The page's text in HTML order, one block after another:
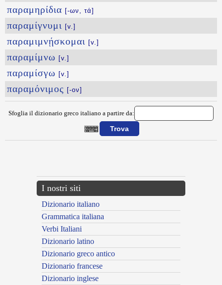
παραμηρίδια [-ων, τά]
παραμίγνυμι [v.]
παραμιμνῄσκομαι [v.]
παραμίμνω [v.]
παραμίσγω [v.]
παραμόνιμος [-ον]
Sfoglia il dizionario greco italiano a partire da:
I nostri siti
Dizionario italiano
Grammatica italiana
Verbi Italiani
Dizionario latino
Dizionario greco antico
Dizionario francese
Dizionario inglese